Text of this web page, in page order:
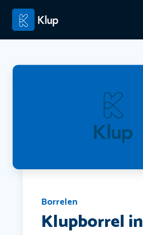
Borrelen
Klupborrel in